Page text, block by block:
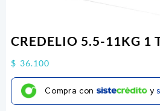
CREDELIO 5.5-11KG 1
$ 36.100
Compra con y